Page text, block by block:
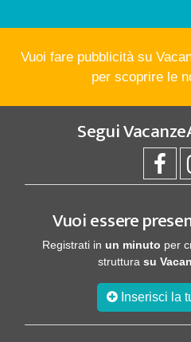
Vuoi fare pubblicità su
per scoprire le
Segui
Vuoi essere
Registrati in un minuto per
struttura su
Inserisci la